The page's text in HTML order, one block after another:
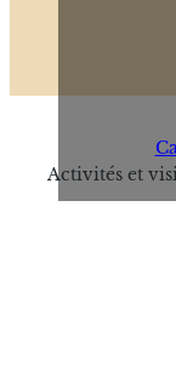
Activités et